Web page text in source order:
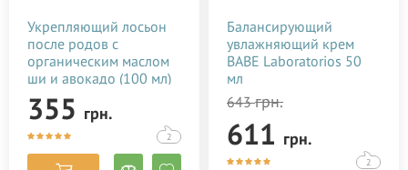
Укрепляющий лосьон
после родов с
органическим маслом
ши и авокадо (100 мл)
355 грн.
2
Балансирующий
увлажняющий крем
BABE Laboratorios 50
мл
643грн.
611 грн.
2